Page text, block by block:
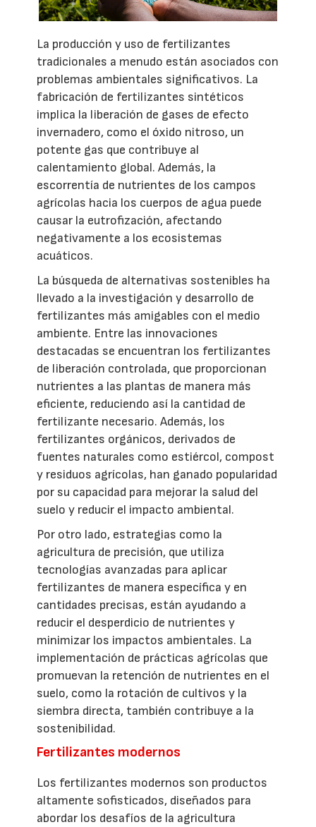
La producción y uso de fertilizantes
tradicionales a menudo están asociados con
problemas ambientales significativos. La
fabricación de fertilizantes sintéticos
implica la liberación de gases de efecto
invernadero, como el óxido nitroso, un
potente gas que contribuye al
calentamiento global. Además, la
escorrentía de nutrientes de los campos
agrícolas hacia los cuerpos de agua puede
causar la eutrofización, afectando
negativamente a los ecosistemas
acuáticos.
La búsqueda de alternativas sostenibles ha
llevado a la investigación y desarrollo de
fertilizantes más amigables con el medio
ambiente. Entre las innovaciones
destacadas se encuentran los fertilizantes
de liberación controlada, que proporcionan
nutrientes a las plantas de manera más
eficiente, reduciendo así la cantidad de
fertilizante necesario. Además, los
fertilizantes orgánicos, derivados de
fuentes naturales como estiércol, compost
y residuos agrícolas, han ganado popularidad
por su capacidad para mejorar la salud del
suelo y reducir el impacto ambiental.
Por otro lado, estrategias como la
agricultura de precisión, que utiliza
tecnologías avanzadas para aplicar
fertilizantes de manera específica y en
cantidades precisas, están ayudando a
reducir el desperdicio de nutrientes y
minimizar los impactos ambientales. La
implementación de prácticas agrícolas que
promuevan la retención de nutrientes en el
suelo, como la rotación de cultivos y la
siembra directa, también contribuye a la
sostenibilidad.
Fertilizantes modernos
Los fertilizantes modernos son productos
altamente sofisticados, diseñados para
abordar los desafíos de la agricultura